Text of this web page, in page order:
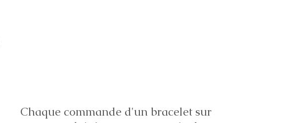
Chaque commande d'un bracelet sur